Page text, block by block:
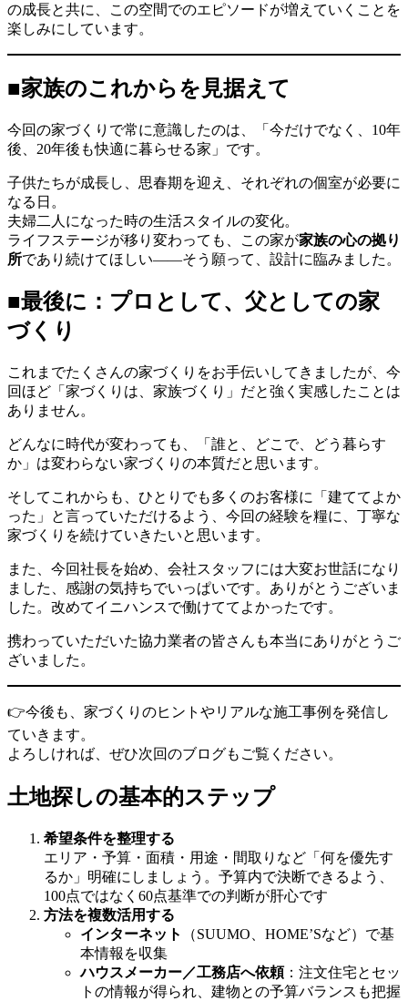
の成長と共に、この空間でのエピソードが増えていくことを
楽しみにしています。
■家族のこれからを見据えて
今回の家づくりで常に意識したのは、「今だけでなく、10年
後、20年後も快適に暮らせる家」です。
子供たちが成長し、思春期を迎え、それぞれの個室が必要に
なる日。
夫婦二人になった時の生活スタイルの変化。
ライフステージが移り変わっても、この家が家族の心の拠り
所であり続けてほしい――そう願って、設計に臨みました。
■最後に：プロとして、父としての家
づくり
これまでたくさんの家づくりをお手伝いしてきましたが、今
回ほど「家づくりは、家族づくり」だと強く実感したことは
ありません。
どんなに時代が変わっても、「誰と、どこで、どう暮らす
か」は変わらない家づくりの本質だと思います。
そしてこれからも、ひとりでも多くのお客様に「建ててよか
った」と言っていただけるよう、今回の経験を糧に、丁寧な
家づくりを続けていきたいと思います。
また、今回社長を始め、会社スタッフには大変お世話になり
ました、感謝の気持ちでいっぱいです。ありがとうございま
した。改めてイニハンスで働けててよかったです。
携わっていただいた協力業者の皆さんも本当にありがとうご
ざいました。
👉今後も、家づくりのヒントやリアルな施工事例を発信し
ていきます。
よろしければ、ぜひ次回のブログもご覧ください。
土地探しの基本的ステップ
希望条件を整理する
エリア・予算・面積・用途・間取りなど「何を優先す
るか」明確にしましょう。予算内で決断できるよう、
100点ではなく60点基準での判断が肝心です
方法を複数活用する
インターネット
（SUUMO、HOME’Sなど）で基
本情報を収集
ハウスメーカー／工務店へ依頼：注文住宅とセッ
トの情報が得られ、建物との予算バランスも把握